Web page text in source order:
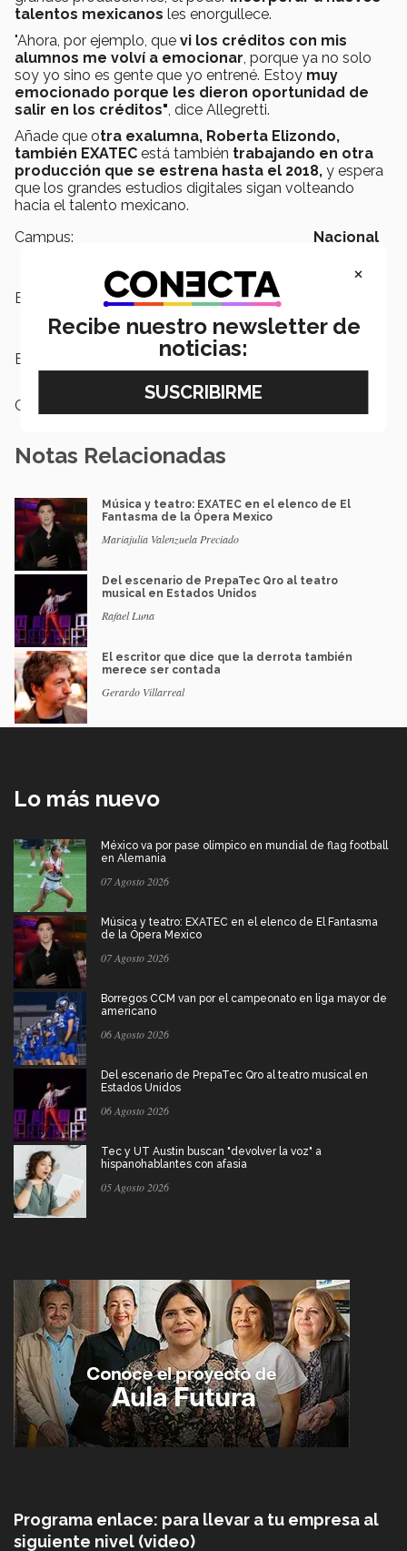
talentos mexicanos les enorgullece.
"Ahora, por ejemplo, que vi los créditos con mis
alumnos me volví a emocionar , porque ya no solo
soy yo sino es gente que yo entrené. Estoy muy
emocionado porque les dieron oportunidad de
salir en los créditos" , dice Allegretti.
Añade que otra exalumna, Roberta Elizondo,
también EXATEC está también trabajando en otra
producción que se estrena hasta el 2018, y espera
que los grandes estudios digitales sigan volteando
hacia el talento mexicano.
Campus:
Nacional
Escuelas: Arquitectura, Arte y Diseño
Etiquetas: Game of Thrones,
Categoría:
Notas Relacionadas
Música y teatro: EXATEC en el elenco de El
Fantasma de la Ópera Mexico
Mariajulia Valenzuela Preciado
Del escenario de PrepaTec Qro al teatro
musical en Estados Unidos
Rafael Luna
El escritor que dice que la derrota también
merece ser contada
Gerardo Villarreal
Lo más nuevo
México va por pase olímpico en mundial de flag football
en Alemania
07 Agosto 2026
Música y teatro: EXATEC en el elenco de El Fantasma
de la Ópera Mexico
07 Agosto 2026
Borregos CCM van por el campeonato en liga mayor de
americano
06 Agosto 2026
Del escenario de PrepaTec Qro al teatro musical en
Estados Unidos
06 Agosto 2026
Tec y UT Austin buscan "devolver la voz" a
hispanohablantes con afasia
05 Agosto 2026
Programa enlace: para llevar a tu empresa al
siguiente nivel (video)
×
Recibe nuestro newsletter de
noticias: